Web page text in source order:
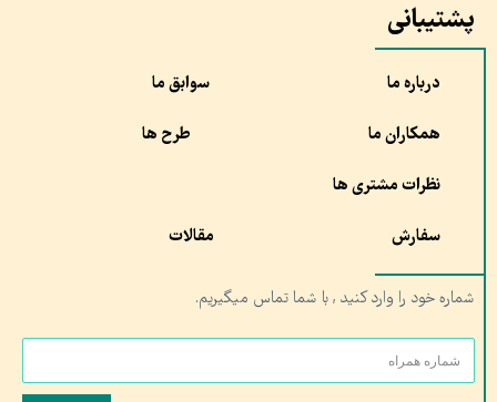
پشتیبانی
درباره ما سوابق ما
همکاران ما طرح ها
نظرات مشتری ها
سفارش مقالات
شماره خود را وارد کنید , با شما تماس میگیریم.